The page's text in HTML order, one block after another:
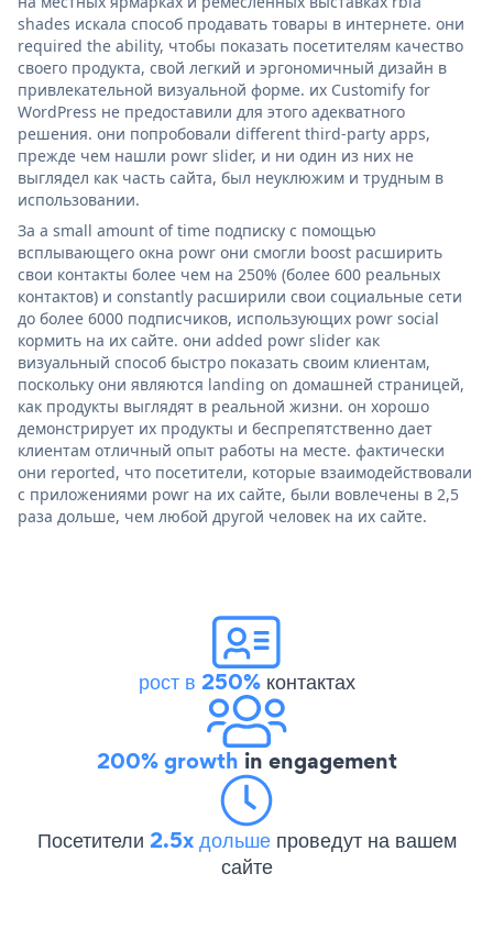
shades искала способ продавать товары в интернете. они
required the ability, чтобы показать посетителям качество
своего продукта, свой легкий и эргономичный дизайн в
привлекательной визуальной форме. их Customify for
WordPress не предоставили для этого адекватного
решения. они попробовали different third-party apps,
прежде чем нашли powr slider, и ни один из них не
выглядел как часть сайта, был неуклюжим и трудным в
использовании.
За a small amount of time подписку с помощью
всплывающего окна powr они смогли boost расширить
свои контакты более чем на 250% (более 600 реальных
контактов) и constantly расширили свои социальные сети
до более 6000 подписчиков, использующих powr social
кормить на их сайте. они added powr slider как
визуальный способ быстро показать своим клиентам,
поскольку они являются landing on домашней страницей,
как продукты выглядят в реальной жизни. он хорошо
демонстрирует их продукты и беспрепятственно дает
клиентам отличный опыт работы на месте. фактически
они reported, что посетители, которые взаимодействовали
с приложениями powr на их сайте, были вовлечены в 2,5
раза дольше, чем любой другой человек на их сайте.
рост в 250%контактах
200% growth in engagement
Посетители 2.5x дольше проведут на вашем
сайте